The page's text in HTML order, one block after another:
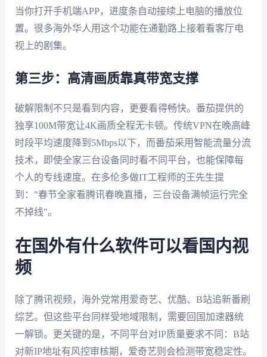
当你打开手机端APP，进度条自动接续上电脑的播放位
置。很多海外华人用这个功能在通勤路上接着看客厅电
视上的剧集。
第三步：高清画质靠真带宽支撑
破解限制不只是看到内容，更要看得畅快。番茄提供的
独享100M带宽让4K画质全程无卡顿。传统VPN在晚高峰
时段平均速度降到5Mbps以下，而番茄采用智能流量分流
技术，即使全家三台设备同时看不同平台，也能保障每
个人的专线速度。在多伦多做IT工程师的王先生提
到："春节全家看腾讯春晚直播，三台设备满帧运行完全
不掉线"。
在国外有什么软件可以看国内视
频
除了腾讯视频，海外党常用爱奇艺、优酷、B站追新番刷
综艺。但这些平台同样受地域限制，需要回国加速器统
一解锁。更关键的是，不同平台对IP质量要求不同：B站
对新IP地址有风控审核期，爱奇艺则会检测带宽稳定性。